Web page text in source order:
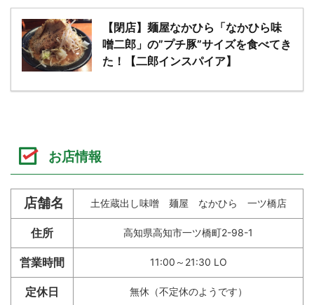
【閉店】麺屋なかひら「なかひら味
噌二郎」の”プチ豚”サイズを食べてき
た！【二郎インスパイア】
お店情報
店舗名 土佐蔵出し味噌 麺屋 なかひら 一ツ橋店
住所 高知県高知市一ツ橋町2-98-1
営業時間 11:00～21:30 LO
定休日 無休（不定休のようです）